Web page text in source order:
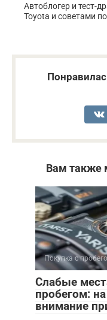
Автоблогер и тест-
Toyota и советами
Вам также
Покупка с
Слабые
пробегом:
внимание